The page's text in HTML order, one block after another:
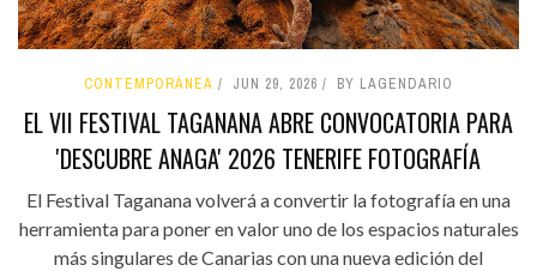
CONTEMPORÁNEA JUN 29, 2026 BY LAGENDARIO
EL VII FESTIVAL TAGANANA ABRE CONVOCATORIA PARA
'DESCUBRE ANAGA' 2026 TENERIFE FOTOGRAFÍA
El Festival Taganana volverá a convertir la fotografía en una
herramienta para poner en valor uno de los espacios naturales
más singulares de Canarias con una nueva edición del